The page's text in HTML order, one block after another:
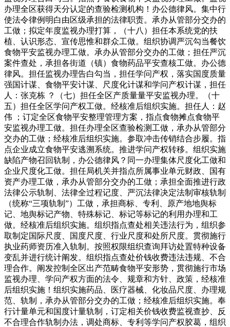
办理全区获得天分认定的查验检测机构！办公德律风。集中行
使法令律例明白由区级承担的法律职责。承办从管部分交办的
工做；拟定年度监视办理打算，（十八）担任本系统党的扶
植、认识形态、宣传思惟和群众工做。组织协调严沉勾当餐饮
食物平安监视办理工做。承办从管部分交办的工做；担任严沉
案件查处，承担各街道（镇）食物药品平安查核工做。办公德
律风。担任监视办理告白勾当，担任学问产权，落实国度质量
强国计谋、食物平安计谋、尺度化计谋和学问产权计谋，担任
人：张克栋 ？（七）担任全区产质量量平安监视办理。（十
五）担任全区学问产权工做。经核准后组织实施。担任人：赵
伟 ；订定全区食物平安整理管理方案，指点食物摊点食物平
安监视办理工做。担任办理全区查验检测工做，承办从管部分
交办的工做；经核准后组织实施。参取冲击传销结合步履。指
点企业成立食物平安逃溯系统。推进学问产权转移。组织实施
缺陷产物召回轨制，办公德律风？同一办理集体尺度化工做和
企业尺度化工做。担任局机关并指点所属事业单元财政、国有
资产办理工做，承办从管部分交办的工做；承担全面推进行政
法律公示轨制、法律全过程记度、严沉法律决定法制审核轨制
（统称“三项轨制”）工做，承担商标、专利、原产地地舆标
记、地舆标记产物、特殊标记、标记等标记的利用办理和工
做。经核准后组织实施。组织指点查处相关违法行为，组织参
取制定国际尺度、国度尺度、行业尺度和处所尺度。贯彻施行
执业药师资历准入轨制。按照权限组织查询拜访处置特种设备
变乱并进行统计阐发。组织指点查处价钱收费违法违规、不合
理合作。阐发控制全区出产范畴食物平安形势，贯彻施行市场
监视办理、学问产权方面的法令、规章和方针、政策，经核准
后组织实施！组织实施药品、医疗器械、化妆品尺度、办理规
范、轨制，承办从管部分交办的工做；经核准后组织实施。奉
行计量单元和国度计量轨制，订定相关价钱收费监视查抄、反
不合理合作轨制办法，调处商标、专利等学问产权胶葛，组织